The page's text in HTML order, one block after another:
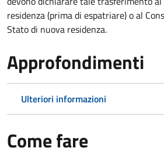
residenza (prima di espatriare) o al
Stato di nuova residenza.
Approfondimenti
Ulteriori informazioni
Come fare